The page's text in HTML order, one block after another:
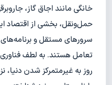
خانگی مانند اجاق گاز،
حمل‌ونقل، بخشی از اقتصاد
تعامل هستند. به لطف
روز به غیرمتمرکز شدن دنیا،
Privacy Policy